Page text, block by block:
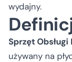
wydajny.
Sprzęt Obsługi
używany na